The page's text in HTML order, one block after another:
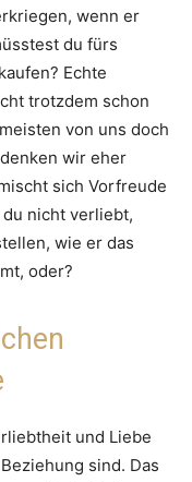
wenn er
du fürs
Echte
trotzdem schon
von uns doch
wir eher
sich Vorfreude
nicht verliebt,
wie er das
oder?
und Liebe
sind. Das